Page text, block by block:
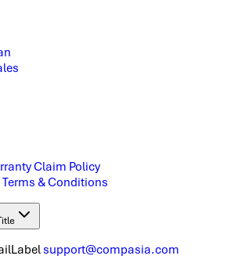
Claim Policy
Terms & Conditions
support@compasia.com